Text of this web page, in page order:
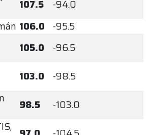
107.5
-94.0
106.0
-95.5
105.0
-96.5
103.0
-98.5
98.5
-103.0